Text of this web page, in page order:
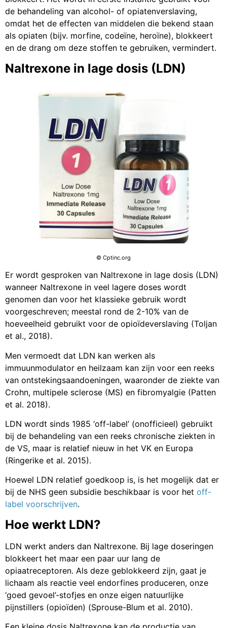
de behandeling van alcohol- of opiatenverslaving,
omdat het de effecten van middelen die bekend staan
als opiaten (bijv. morfine, codeïne, heroïne), blokkeert
en de drang om deze stoffen te gebruiken, vermindert.
Naltrexone in lage dosis (LDN)
© Cptinc.org
Er wordt gesproken van Naltrexone in lage dosis (LDN)
wanneer Naltrexone in veel lagere doses wordt
genomen dan voor het klassieke gebruik wordt
voorgeschreven; meestal rond de 2-10% van de
hoeveelheid gebruikt voor de opioïdeverslaving (Toljan
et al., 2018).
Men vermoedt dat LDN kan werken als
immuunmodulator en heilzaam kan zijn voor een reeks
van ontstekingsaandoeningen, waaronder de ziekte van
Crohn, multipele sclerose (MS) en fibromyalgie (Patten
et al. 2018).
LDN wordt sinds 1985 ‘off-label’ (onofficieel) gebruikt
bij de behandeling van een reeks chronische ziekten in
de VS, maar is relatief nieuw in het VK en Europa
(Ringerike et al. 2015).
Hoewel LDN relatief goedkoop is, is het mogelijk dat er
bij de NHS geen subsidie beschikbaar is voor het off-
label voorschrijven.
Hoe werkt LDN?
LDN werkt anders dan Naltrexone. Bij lage doseringen
blokkeert het maar een paar uur lang de
opiaatreceptoren. Als deze geblokkeerd zijn, gaat je
lichaam als reactie veel endorfines produceren, onze
‘goed gevoel’-stofjes en onze eigen natuurlijke
pijnstillers (opioïden) (Sprouse-Blum et al. 2010).